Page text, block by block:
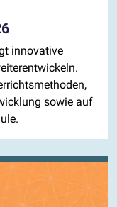
innovative
sowie auf